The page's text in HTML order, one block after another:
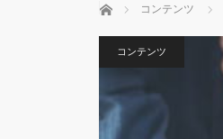
ホーム コンテンツ
コンテンツ